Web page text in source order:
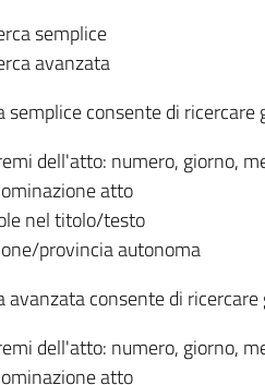
semplice
avanzata
semplice consente di
dell'atto: numero, giorno,
atto
nel titolo/testo
provincia autonoma
avanzata consente di
dell'atto: numero, giorno,
atto